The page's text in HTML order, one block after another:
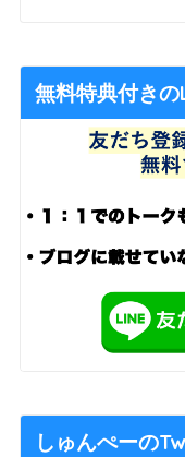
無料特典付きの
しゅんぺーの